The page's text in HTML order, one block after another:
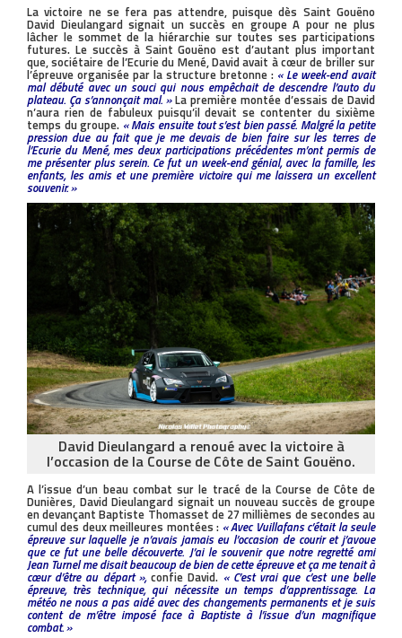
La victoire ne se fera pas attendre, puisque dès Saint Gouëno
David Dieulangard signait un succès en groupe A pour ne plus
lâcher le sommet de la hiérarchie sur toutes ses participations
futures. Le succès à Saint Gouëno est d’autant plus important
que, sociétaire de l’Ecurie du Mené, David avait à cœur de briller sur
l’épreuve organisée par la structure bretonne : « Le week-end avait
mal débuté avec un souci qui nous empêchait de descendre l’auto du
plateau. Ça s’annonçait mal. »La première montée d’essais de David
n’aura rien de fabuleux puisqu’il devait se contenter du sixième
temps du groupe. « Mais ensuite tout s’est bien passé. Malgré la petite
pression due au fait que je me devais de bien faire sur les terres de
l’Ecurie du Mené, mes deux participations précédentes m’ont permis de
me présenter plus serein. Ce fut un week-end génial, avec la famille, les
enfants, les amis et une première victoire qui me laissera un excellent
souvenir. »
David Dieulangard a renoué avec la victoire à
l’occasion de la Course de Côte de Saint Gouëno.
A l’issue d’un beau combat sur le tracé de la Course de Côte de
Dunières, David Dieulangard signait un nouveau succès de groupe
en devançant Baptiste Thomasset de 27 millièmes de secondes au
cumul des deux meilleures montées : « Avec Vuillafans c’était la seule
épreuve sur laquelle je n’avais jamais eu l’occasion de courir et j’avoue
que ce fut une belle découverte. J’ai le souvenir que notre regretté ami
Jean Turnel me disait beaucoup de bien de cette épreuve et ça me tenait à
cœur d’être au départ »,confie David. « C’est vrai que c’est une belle
épreuve, très technique, qui nécessite un temps d’apprentissage. La
météo ne nous a pas aidé avec des changements permanents et je suis
content de m’être imposé face à Baptiste à l’issue d’un magnifique
combat. »